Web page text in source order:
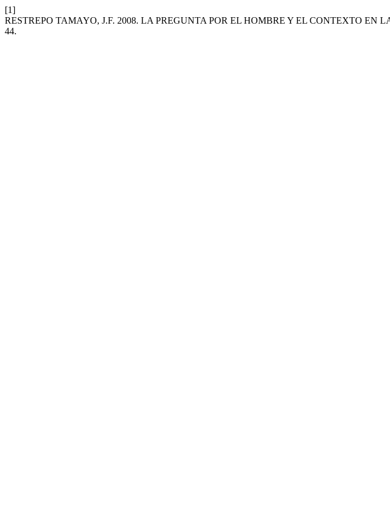
[1]
RESTREPO TAMAYO, J.F. 2008. LA PREGUNTA POR EL HOMBRE Y EL CONTEXTO EN
44.